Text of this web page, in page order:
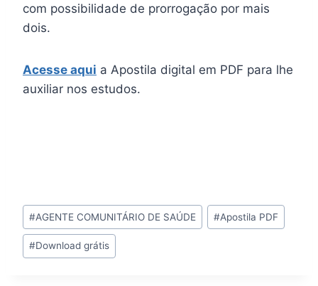
com possibilidade de prorrogação por mais
dois.
Acesse aqui a Apostila digital em PDF para lhe
auxiliar nos estudos.
Tags
do
Post:
#AGENTE COMUNITÁRIO DE SAÚDE #Apostila PDF
#Download grátis